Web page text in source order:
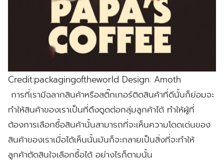
Credit:packagingoftheworld Design: Amoth
การที่เรามีฉลากสินค้าหรือสติ๊กเกอร์ติดสินค้าที่ดีนั้นก็ย่อมจะ
ทำให้สินค้าของเราเป็นที่ดึงดูดต่อกลุ่มลูกค้าได้ ทำให้ผู้ที่
ต้องการเลือกซื้อสินค้านั้นสามารถที่จะเห็นความโดดเด่นของ
สินค้าของเราเมื่อได้เห็นนั้นมันก็จะกลายเป็นสิ่งที่จะทำให้
ลูกค้าตัดสินใจเลือกซื้อได้ อย่างไรก็ตามนั้น